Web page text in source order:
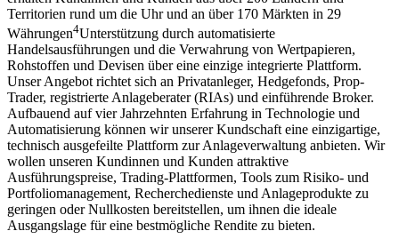
Territorien rund um die Uhr und an über 170 Märkten in 29
Währungen4Unterstützung durch automatisierte
Handelsausführungen und die Verwahrung von Wertpapieren,
Rohstoffen und Devisen über eine einzige integrierte Plattform.
Unser Angebot richtet sich an Privatanleger, Hedgefonds, Prop-
Trader, registrierte Anlageberater (RIAs) und einführende Broker.
Aufbauend auf vier Jahrzehnten Erfahrung in Technologie und
Automatisierung können wir unserer Kundschaft eine einzigartige,
technisch ausgefeilte Plattform zur Anlageverwaltung anbieten. Wir
wollen unseren Kundinnen und Kunden attraktive
Ausführungspreise, Trading-Plattformen, Tools zum Risiko- und
Portfoliomanagement, Recherchedienste und Anlageprodukte zu
geringen oder Nullkosten bereitstellen, um ihnen die ideale
Ausgangslage für eine bestmögliche Rendite zu bieten.